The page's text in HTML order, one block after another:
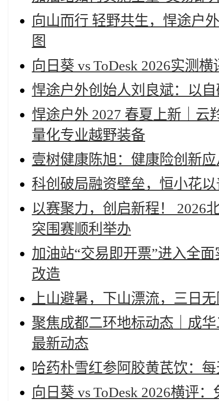
向山而行 轻野共生，悍途户
图
向日葵 vs ToDesk 2026实测
悍途户外创始人刘良斌：以
悍途户外 2027 春夏上新｜
量化专业越野装备
壹树健康陈旭：健康险创新
科创破局融资壁垒，恒小花
以赛聚力，创启新程！ 2026
突围赛顺利举办
加油站“交易即开票”进入全
改造
上山避暑，下山漂流，三日
聚焦成都二环地标动态｜成
最新动态
哈药朴雪红参阿胶黄芪饮：
向日葵 vs ToDesk 2026横评